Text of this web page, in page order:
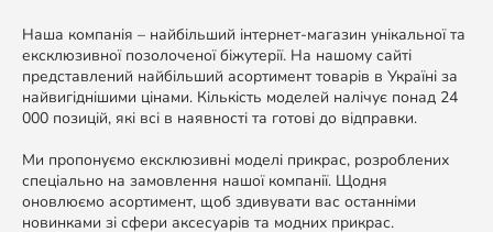
Наша компанія – найбільший інтернет-магазин унікальної та
ексклюзивної позолоченої біжутерії. На нашому сайті
представлений найбільший асортимент товарів в Україні за
найвигіднішими цінами. Кількість моделей налічує понад 24
000 позицій, які всі в наявності та готові до відправки.
Ми пропонуємо ексклюзивні моделі прикрас, розроблених
спеціально на замовлення нашої компанії. Щодня
оновлюємо асортимент, щоб здивувати вас останніми
новинками зі сфери аксесуарів та модних прикрас.